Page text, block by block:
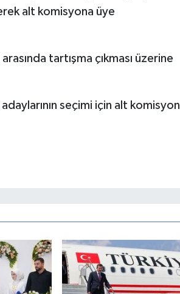
alt komisyona üye
tartışma çıkması üzerine
seçimi için alt komisyon